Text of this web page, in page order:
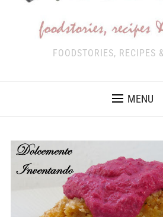
FOODSTORIES, RECIPES
MENU